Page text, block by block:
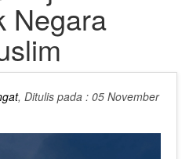
Negara
, Ditulis pada : 05 November